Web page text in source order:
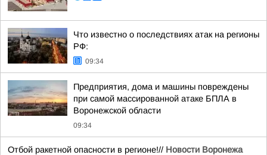
Что известно о последствиях атак на регионы
РФ:
09:34
Предприятия, дома и машины повреждены
при самой массированной атаке БПЛА в
Воронежской области
09:34
Отбой ракетной опасности в регионе!// Новости Воронежа